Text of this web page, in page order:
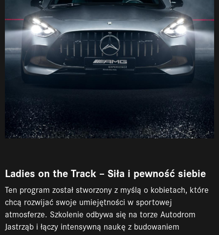
Ladies on the Track – Siła i pewność siebie
Ten program został stworzony z myślą o kobietach, które
chcą rozwijać swoje umiejętności w sportowej
atmosferze. Szkolenie odbywa się na torze Autodrom
Jastrząb i łączy intensywną naukę z budowaniem